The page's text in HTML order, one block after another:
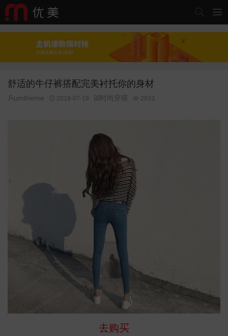

舒适的牛仔裤搭配完美衬托你的身材
umtheme  2018-07-19  时尚穿搭  2833
去购买